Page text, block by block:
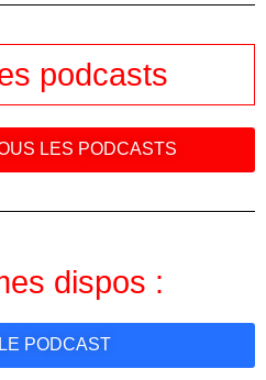
podcasts
LES PODCASTS
dispos :
PODCAST